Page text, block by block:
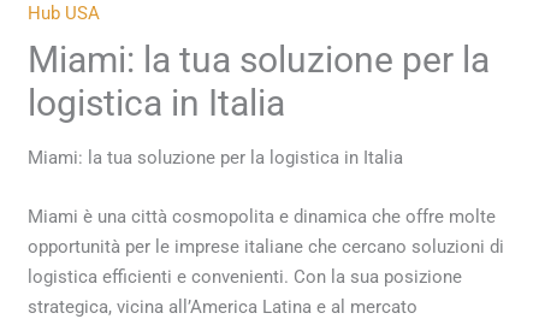
Hub USA
Miami: la tua soluzione per la
logistica in Italia
Miami: la tua soluzione per la logistica in Italia
Miami è una città cosmopolita e dinamica che offre molte
opportunità per le imprese italiane che cercano soluzioni di
logistica efficienti e convenienti. Con la sua posizione
strategica, vicina all’America Latina e al mercato